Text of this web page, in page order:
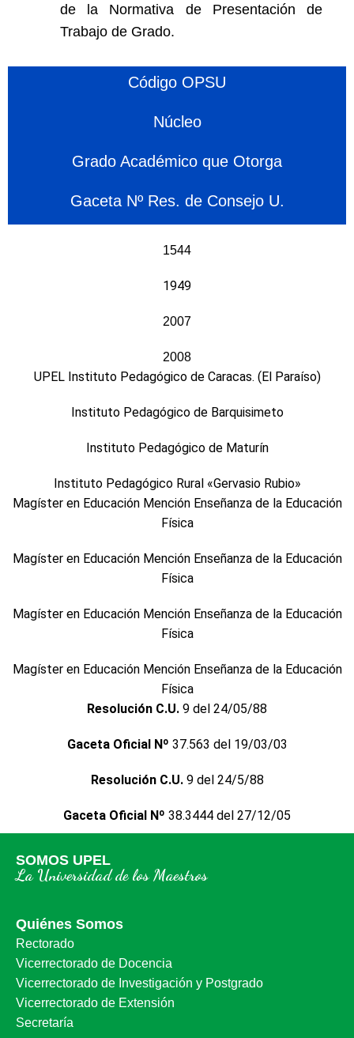
de la Normativa de Presentación de
Trabajo de Grado.
Código OPSU
Núcleo
Grado Académico que Otorga
Gaceta Nº Res. de Consejo U.
1544
1949
2007
2008
UPEL Instituto Pedagógico de Caracas. (El Paraíso)
Instituto Pedagógico de Barquisimeto
Instituto Pedagógico de Maturín
Instituto Pedagógico Rural «Gervasio Rubio»
Magíster en Educación Mención Enseñanza de la Educación
Física
Magíster en Educación Mención Enseñanza de la Educación
Física
Magíster en Educación Mención Enseñanza de la Educación
Física
Magíster en Educación Mención Enseñanza de la Educación
Física
Resolución C.U. 9 del 24/05/88
Gaceta Oficial Nº 37.563 del 19/03/03
Resolución C.U. 9 del 24/5/88
Gaceta Oficial Nº 38.3444 del 27/12/05
SOMOS UPEL
La Universidad de los Maestros
Quiénes Somos
Rectorado
Vicerrectorado de Docencia
Vicerrectorado de Investigación y Postgrado
Vicerrectorado de Extensión
Secretaría